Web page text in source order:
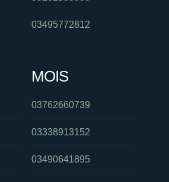
03495772812
MOIS
03762660739
03338913152
03490641895